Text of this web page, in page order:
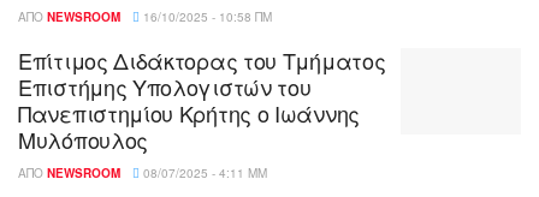
ΑΠΌ NEWSROOM 16/10/2025 - 10:58 ΠΜ
Επίτιμος Διδάκτορας του Τμήματος
Επιστήμης Υπολογιστών του
Πανεπιστημίου Κρήτης ο Ιωάννης
Μυλόπουλος
ΑΠΌ NEWSROOM 08/07/2025 - 4:11 ΜΜ